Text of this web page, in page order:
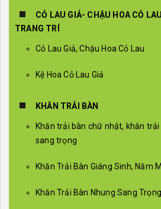
CỎ LAU GIẢ- CHẬU HOA CỎ
TRANG TRÍ
Cỏ Lau Giả, Chậu Hoa Cỏ Lau
Kệ Hoa Cỏ Lau Giả
KHĂN TRẢI BÀN
Khăn trải bàn chữ nhật, khăn
sang trọng
Khăn Trải Bàn Giáng Sinh, Năm
Khăn Trải Bàn Nhung Sang